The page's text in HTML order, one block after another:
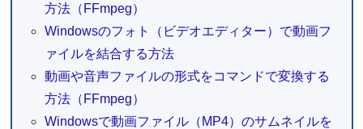
方法（FFmpeg）
Windowsのフォト（ビデオエディター）で動画フ
ァイルを結合する方法
動画や音声ファイルの形式をコマンドで変換する
方法（FFmpeg）
Windowsで動画ファイル（MP4）のサムネイルを